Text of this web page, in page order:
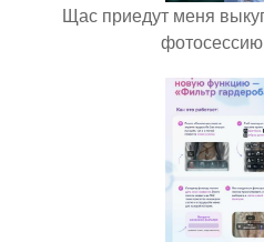
Щас приедут меня